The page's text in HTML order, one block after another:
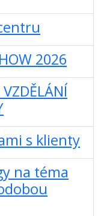
2026
s klienty
na téma